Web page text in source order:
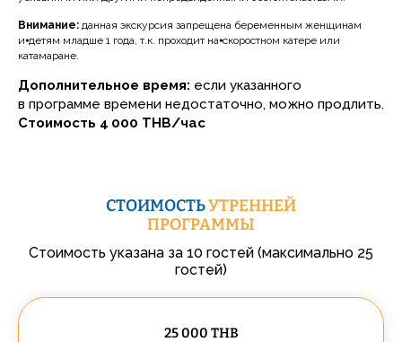
Внимание: данная экскурсия запрещена беременным женщинам
и⦁детям младше 1 года, т.к. проходит на⦁скоростном катере или
катамаране.
Дополнительное время: если указанного
в программе времени недостаточно, можно продлить.
Стоимость 4 000 THB/час
СТОИМОСТЬУТРЕННЕЙ
ПРОГРАММЫ
Стоимость указана за 10 гостей (максимально 25
гостей)
25 000 THB